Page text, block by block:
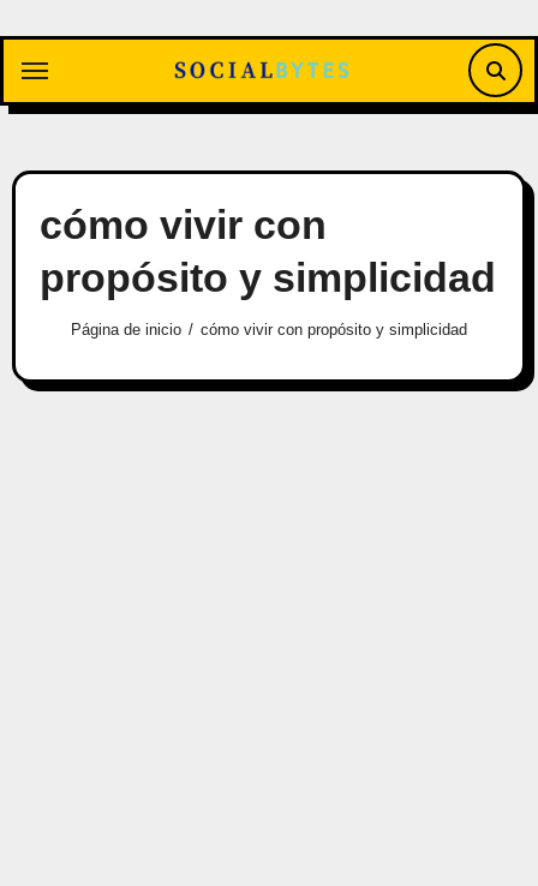
contenido
cómo vivir con
propósito y simplicidad
Página de inicio cómo vivir con propósito y simplicidad